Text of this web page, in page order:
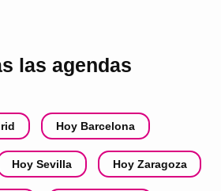
las agendas
Hoy Barcelona
Hoy Sevilla Hoy Zaragoza